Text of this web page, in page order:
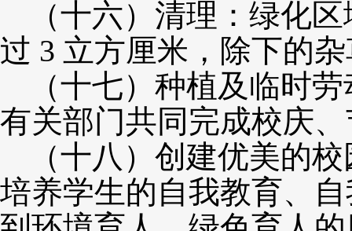
（十六） 清理：绿化
过 3 立方厘米，除下的
（十七）种植及临时
有关部门共同完成校庆
（十八）创建优美的
培养学生的自我教育、